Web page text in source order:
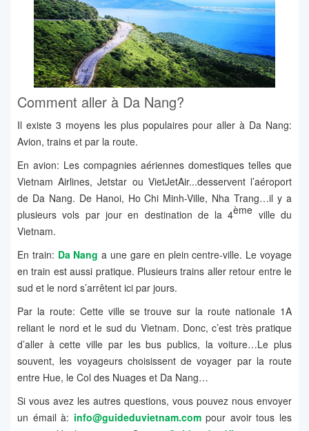
Comment aller à Da Nang?
Il existe 3 moyens les plus populaires pour aller à Da Nang:
Avion, trains et par la route.
En avion: Les compagnies aériennes domestiques telles que
Vietnam Airlines, Jetstar ou VietJetAir...desservent l’aéroport
de Da Nang. De Hanoi, Ho Chi Minh-Ville, Nha Trang…il y a
plusieurs vols par jour en destination de la 4ème ville du
Vietnam.
En train: Da Nang a une gare en plein centre-ville. Le voyage
en train est aussi pratique. Plusieurs trains aller retour entre le
sud et le nord s’arrêtent ici par jours.
Par la route: Cette ville se trouve sur la route nationale 1A
reliant le nord et le sud du Vietnam. Donc, c’est très pratique
d’aller à cette ville par les bus publics, la voiture…Le plus
souvent, les voyageurs choisissent de voyager par la route
entre Hue, le Col des Nuages et Da Nang…
Si vous avez les autres questions, vous pouvez nous envoyer
un émail à: info@guideduvietnam.compour avoir tous les